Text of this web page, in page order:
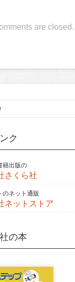
are closed.
ク
籍出版の
さくら社
のネット通販
ネットストア
の本